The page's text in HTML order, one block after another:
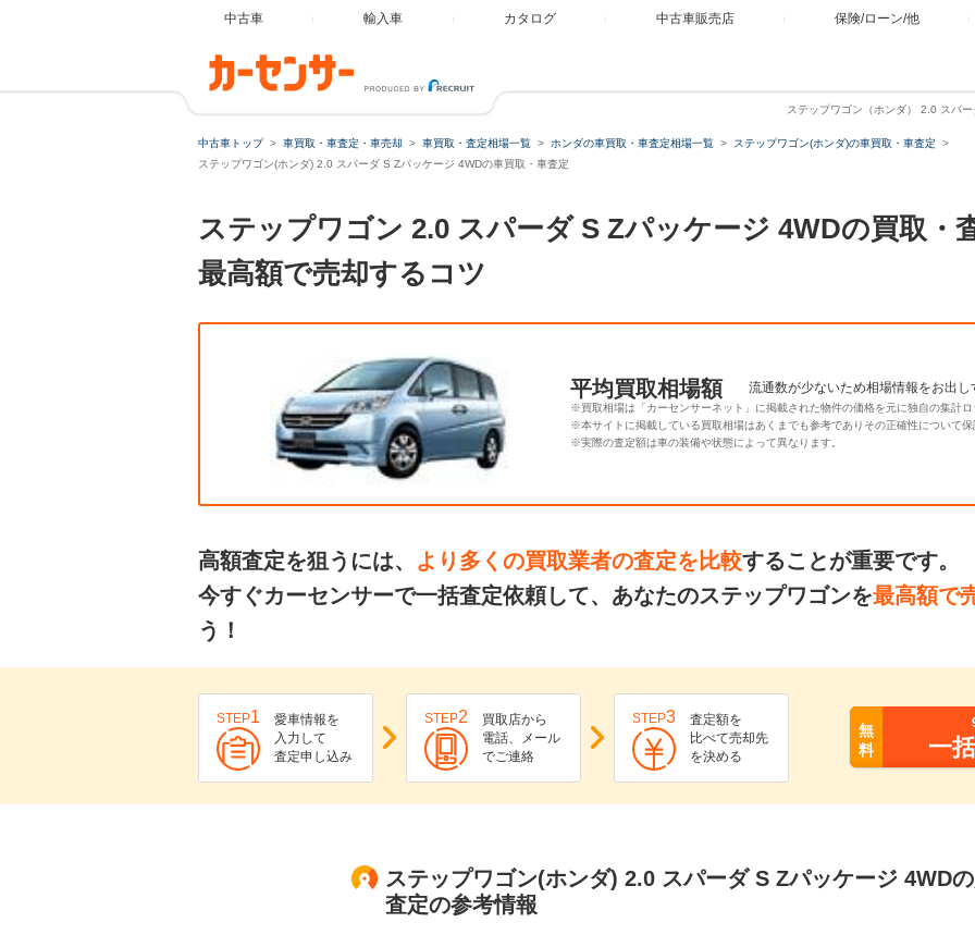
中古車 輸入車 カタログ 中古車販売店 保険/ローン/他
ステップワゴン（ホンダ） 2.0 スパ
中古車トップ 車買取・車査定・車売却 車買取・査定相場一覧 ホンダの車買取・車査定相場一覧
ステップワゴン(ホンダ)の車買取・車査定
ステップワゴン(ホンダ) 2.0 スパーダ S Zパッケージ 4WDの車買取・車査定
ステップワゴン 2.0 スパーダ S Zパッケージ 4WDの買取・
最高額で売却するコツ
平均買取相場額 流通数が少ないため相場情報をお出
※買取相場は「カーセンサーネット」に掲載された物件の価格を元に独自の集計
※本サイトに掲載している買取相場はあくまでも参考でありその正確性について
※実際の査定額は車の装備や状態によって異なります。
高額査定を狙うには、 より多くの買取業者の査定を比較することが重要です。
今すぐカーセンサーで一括査定依頼して、あなたのステップワゴンを最高額で
う！
STEP1
愛車情報を
入力して
査定申し込み
STEP2
買取店から
電話、メール
でご連絡
STEP3
査定額を
比べて売却先
を決める
無
料
一
ステップワゴン(ホンダ) 2.0 スパーダ S Zパッケージ 4WD
査定の参考情報